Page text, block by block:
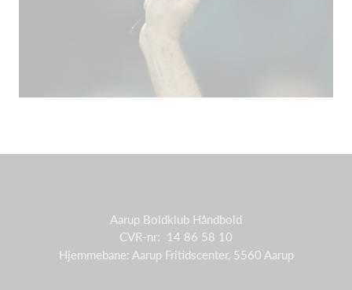
Aarup Boldklub Håndbold
CVR-nr: 14 86 58 10
Hjemmebane: Aarup Fritidscenter, 5560 Aarup